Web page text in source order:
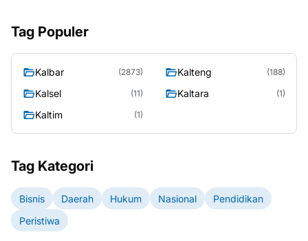
Tag Populer
Kalbar (2873) Kalteng (188)
Kalsel (11) Kaltara (1)
Kaltim (1)
Tag Kategori
Bisnis Daerah Hukum Nasional
Pendidikan
Peristiwa